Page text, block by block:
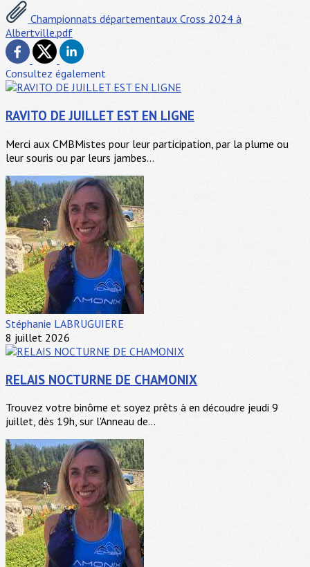
Championnats départementaux Cross 2024 à
Albertville.pdf
Consultez également
RAVITO DE JUILLET EST EN LIGNE
Merci aux CMBMistes pour leur participation, par la plume ou
leur souris ou par leurs jambes...
Stéphanie LABRUGUIERE
8 juillet 2026
RELAIS NOCTURNE DE CHAMONIX
Trouvez votre binôme et soyez prêts à en découdre jeudi 9
juillet, dès 19h, sur l'Anneau de...